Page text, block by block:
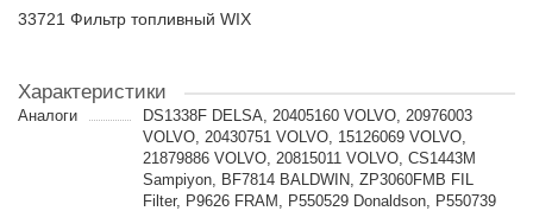
33721 Фильтр топливный WIX
Характеристики
Аналоги
DS1338F DELSA, 20405160 VOLVO, 20976003
VOLVO, 20430751 VOLVO, 15126069 VOLVO,
21879886 VOLVO, 20815011 VOLVO, CS1443M
Sampiyon, BF7814 BALDWIN, ZP3060FMB FIL
Filter, P9626 FRAM, P550529 Donaldson, P550739